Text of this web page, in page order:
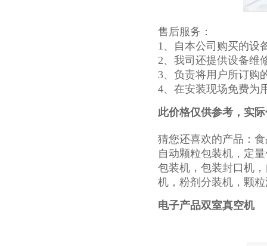
售后服务：
1、自本公司购买的设
2、我司还提供设备维
3、负责将用户所订购
4、在安装现场免费为
此价格仅供参考，实
猜您还喜欢的产品：
自动颗粒包装机，定
包装机，包装封口机
机，粉剂分装机，颗
电子产品双室真空机